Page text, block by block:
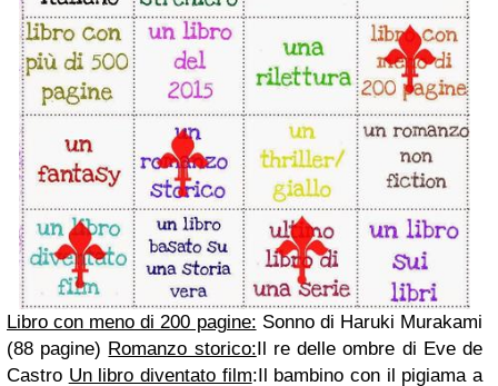
Libro con meno di 200 pagine: Sonno di Haruki Murakami
(88 pagine) Romanzo storico:Il re delle ombre di Eve de
Castro Un libro diventato film:Il bambino con il pigiama a